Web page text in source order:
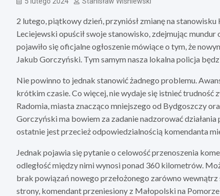
2 lutego, piątkowy dzień, przyniósł zmianę na
Leciejewski opuścił swoje stanowisko, zdejmując
pojawiło się oficjalne ogłoszenie mówiące o tym, że
Jakub Gorczyński. Tym samym nasza lokalna policja
Nie powinno to jednak stanowić żadnego problemu.
krótkim czasie. Co więcej, nie wydaje się istnieć
Radomia, miasta znacząco mniejszego od Bydgoszczy
Gorczyński ma bowiem za zadanie nadzorować
ostatnie jest przecież odpowiedzialnością komendanta
Jednak pojawia się pytanie o celowość przenoszenia
odległość między nimi wynosi ponad 360 kilometrów.
brak powiązań nowego przełożonego zarówno
strony, komendant przeniesiony z Małopolski na